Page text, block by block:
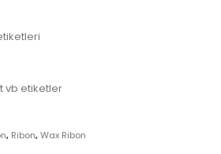
vb etiketler
, Ribon,Wax Ribon